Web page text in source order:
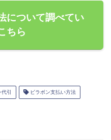
について調べてい
ちら
引 ビラボン支払い方法